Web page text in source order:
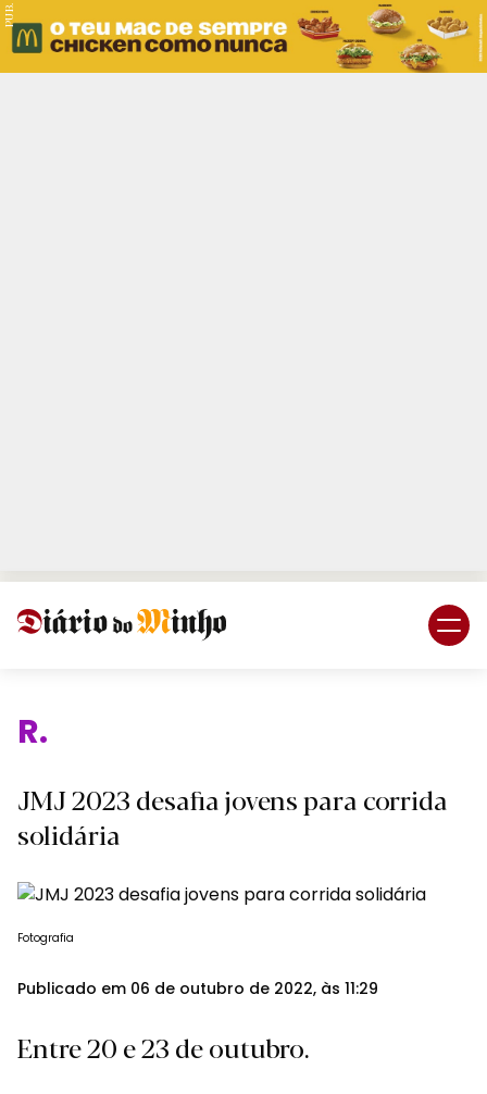
PUB.
Relig
JMJ 2023 desafia jovens para corrida
solidária
Fotografia
Publicado em 06 de outubro de 2022, às 11:29
Entre 20 e 23 de outubro.